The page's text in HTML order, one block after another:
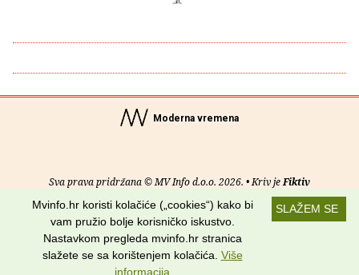
Moderna vremena
Sva prava pridržana © MV Info d.o.o. 2026. • Kriv jeFiktiv
Uvjeti korištenja RSS kanali
Potraži nas na:
SLAŽEM SE
Mvinfo.hr koristi kolačiće („cookies“) kako bi
vam pružio bolje korisničko iskustvo.
Nastavkom pregleda mvinfo.hr stranica
slažete se sa korištenjem kolačića. Više
informacija